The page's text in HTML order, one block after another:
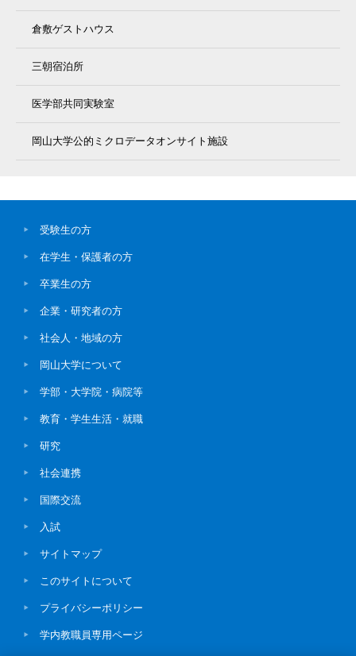
倉敷ゲストハウス
三朝宿泊所
医学部共同実験室
岡山大学公的ミクロデータオンサイト施設
受験生の方
在学生・保護者の方
卒業生の方
企業・研究者の方
社会人・地域の方
岡山大学について
学部・大学院・病院等
教育・学生生活・就職
研究
社会連携
国際交流
入試
サイトマップ
このサイトについて
プライバシーポリシー
学内教職員専用ページ